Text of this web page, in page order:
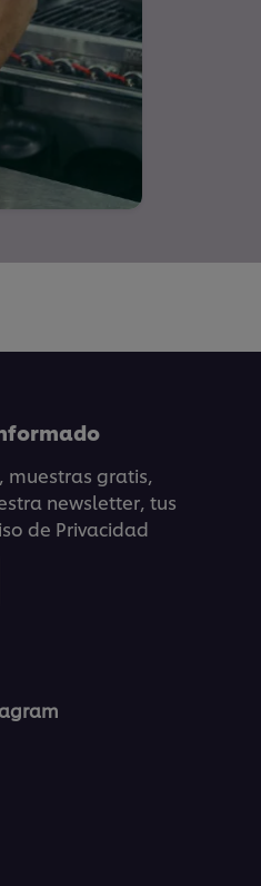
muestras gratis,
newsletter, tus
de Privacidad